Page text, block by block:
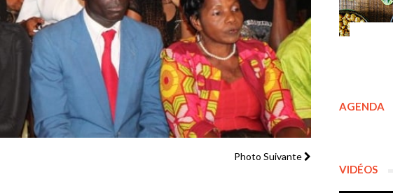
Photo Suivante
AGENDA
VIDÉOS